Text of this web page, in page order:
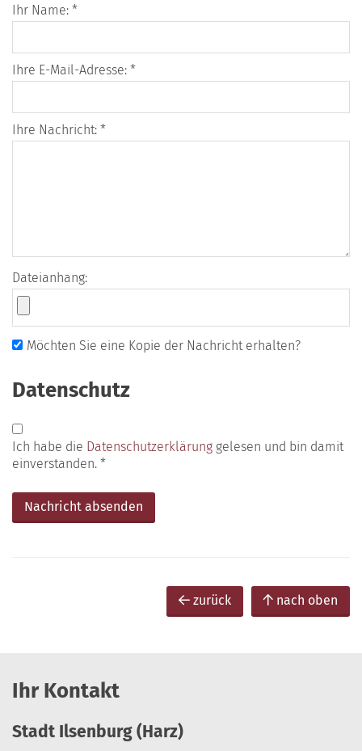
Ihr Name: *
Ihre E-Mail-Adresse: *
Ihre Nachricht: *
Dateianhang:
Möchten Sie eine Kopie der Nachricht erhalten?
Datenschutz
Ich habe die Datenschutzerklärung gelesen und bin damit
einverstanden. *
zurück nach oben
Ihr Kontakt
Stadt Ilsenburg (Harz)